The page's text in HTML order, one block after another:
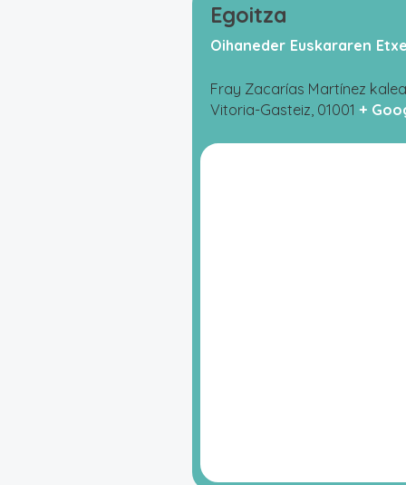
Egoitza
Oihaneder Euskararen
Fray Zacarías Martínez
Vitoria-Gasteiz 01001 +